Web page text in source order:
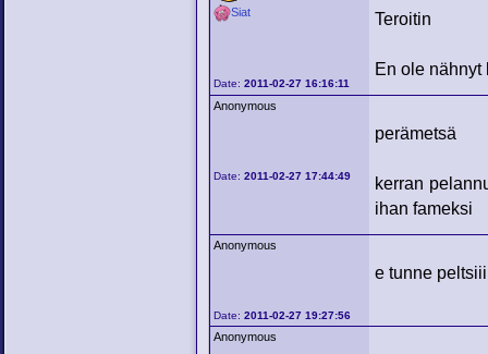
Siat
Date:2011-02-27 16:16:11
Teroitin
En ole nähnyt
Anonymous
Date:2011-02-27 17:44:49
perämetsä
kerran
ihan fameksi
Anonymous
Date:2011-02-27 19:27:56
e tunne peltsiii
Anonymous